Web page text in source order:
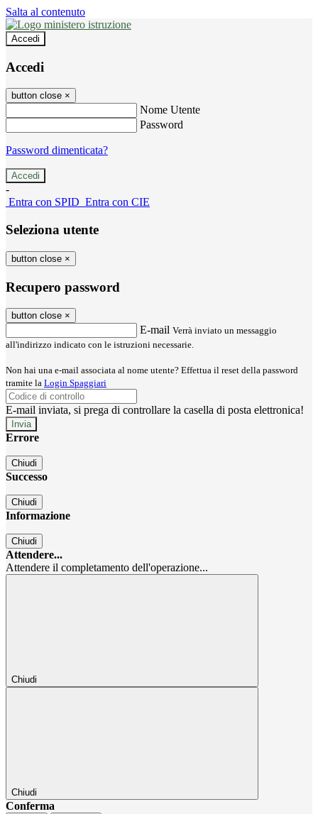
Salta al contenuto
Accedi
Accedi
button close ×
Nome Utente
Password
Password dimenticata?
-
Entra con SPID Entra con CIE
Seleziona utente
button close ×
Recupero password
button close ×
E-mail Verrà inviato un messaggio
all'indirizzo indicato con le istruzioni necessarie.
Non hai una e-mail associata al nome utente? Effettua il reset della password
tramite la Login Spaggiari
E-mail inviata, si prega di controllare la casella di posta elettronica!
Errore
Chiudi
Successo
Chiudi
Informazione
Chiudi
Attendere...
Attendere il completamento dell'operazione...
Chiudi
Chiudi
Conferma